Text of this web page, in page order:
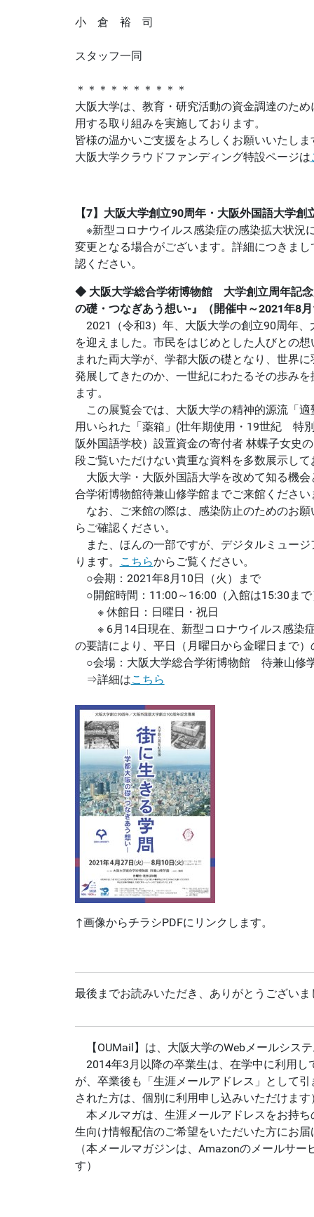
小 倉 裕 司
スタッフ一同
＊＊＊＊＊＊＊＊＊＊
大阪大学は、教育・研究活動の資金調達のた
用する取り組みを実施しております。
皆様の温かいご支援をよろしくお願いいたしま
大阪大学クラウドファンディング特設ページは
【7】大阪大学創立90周年・大阪外国語大学創
※新型コロナウイルス感染症の感染拡大状況
変更となる場合がございます。詳細につきま
認ください。
◆ 大阪大学総合学術博物館 大学創立周年記念
の礎・つなぎあう想い‐』（開催中～2021年8
2021（令和3）年、大阪大学の創立90周年
を迎えました。市民をはじめとした人びとの
まれた両大学が、学都大阪の礎となり、世界
発展してきたのか、一世紀にわたるその歩み
ます。
この展覧会では、大阪大学の精神的源流「
用いられた「薬箱」(壮年期使用・19世紀 特
阪外国語学校）設置資金の寄付者 林蝶子女史
段ご覧いただけない貴重な資料を多数展示して
大阪大学・大阪外国語大学を改めて知る機
合学術博物館待兼山修学館までご来館くださ
なお、ご来館の際は、感染防止のためのお願
らご確認ください。
また、ほんの一部ですが、デジタルミュー
ります。
こちらからご覧ください。
○会期：2021年8月10日（火）まで
○開館時間：11:00～16:00（入館は15:30まで
※ 休館日：日曜日・祝日
※ 6月14日現在、新型コロナウイルス感染
の要請により、平日（月曜日から金曜日まで
○会場：大阪大学総合学術博物館 待兼山修
⇒詳細はこちら
↑画像からチラシPDFにリンクします。
最後までお読みいただき、ありがとうございま
【OUMail】は、大阪大学のWebメールシス
2014年3月以降の卒業生は、在学中に利用し
が、卒業後も「生涯メールアドレス」として
された方は、個別に利用申し込みいただけます
本メルマガは、生涯メールアドレスをお持
生向け情報配信のご希望をいただいた方にお
（本メールマガジンは、Amazonのメールサー
す）